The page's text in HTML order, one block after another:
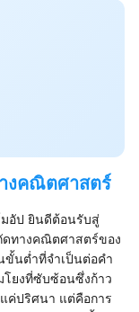
งคณิตศาสตร์
มอัป ยินดีต้อนรับสู่
ทางคณิตศาสตร์ของ
ขั้นต่ำที่จำเป็นต่อคำ
โยงที่ซับซ้อนซึ่งก้าว
ค่ปริศนา แต่คือการ